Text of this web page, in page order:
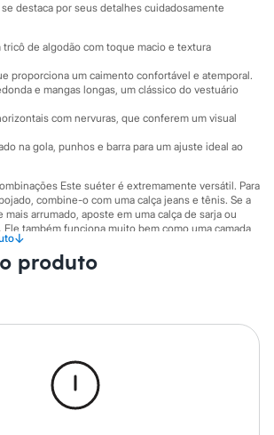
destaca por seus detalhes cuidadosamente
de algodão com toque macio e textura
proporciona um caimento confortável e atemporal.
e mangas longas, um clássico do vestuário
com nervuras, que conferem um visual
na gola, punhos e barra para um ajuste ideal ao
Este suéter é extremamente versátil. Para
combine-o com uma calça jeans e tênis. Se a
arrumado, aposte em uma calça de sarja ou
também funciona muito bem como uma camada
sendo uma ótima opção para o clima instável.
C&A! ❤
90cm / Quadril: 104cm.
↓
algodão
produto